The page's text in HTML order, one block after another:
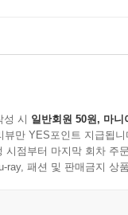
성 시 일반회원 50원, 마니
뷰만 YES포인트 지급됩니
시점부터 마지막 회차 주
ray, 패션 및 판매금지 상